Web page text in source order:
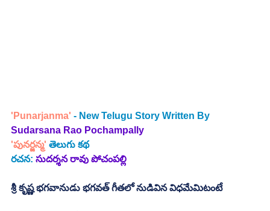
'Punarjanma' - New Telugu Story Written By
Sudarsana Rao Pochampally
'పునర్జన్మ' తెలుగు కథ
రచన: సుదర్శన రావు పోచంపల్లి
శ్రీ కృష్ణ భగవానుడు భగవత్ గీతలో నుడివిన విధమేమిటంటే